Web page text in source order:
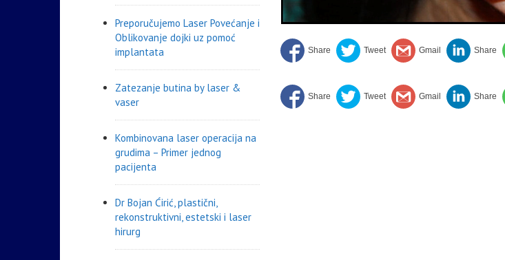
Preporučujemo Laser Povećanje i
Oblikovanje dojki uz pomoć
implantata
Zatezanje butina by laser &
vaser
Kombinovana laser operacija na
grudima – Primer jednog
pacijenta
Dr Bojan Ćirić, plastični,
rekonstruktivni, estetski i laser
hirurg